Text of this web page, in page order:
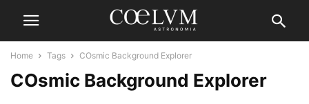
Home Tags COsmic Background Explorer
COsmic Background Explorer